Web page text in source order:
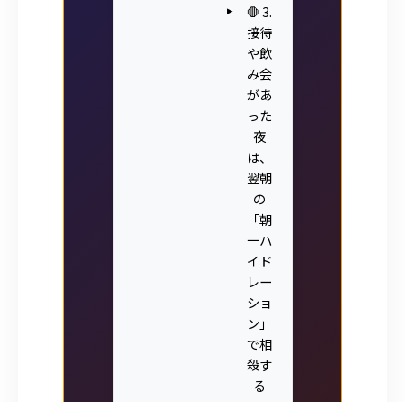
🛑 3.
接待
や飲
み会
があ
った
夜
は、
翌朝
の
「朝
一ハ
イド
レー
ショ
ン」
で相
殺す
る